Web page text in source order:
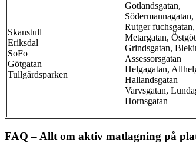
Skanstull
Eriksdal
SoFo
Götgatan
Tullgårdsparken
Gotlandsgatan,
Rutger fuchsgatan,
Metargatan,
Grindsgatan,
Assessorsgatan
Helgagatan,
Hallandsgatan
Varvsgatan,
Hornsgatan
FAQ – Allt om aktiv matlagning på